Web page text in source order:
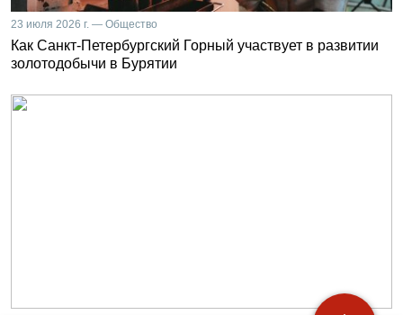
23 июля 2026 г. — Общество
Как Санкт-Петербургский Горный участвует в развитии
золотодобычи в Бурятии